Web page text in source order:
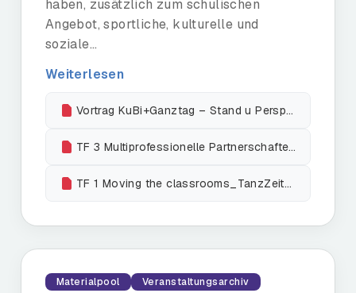
haben, zusätzlich zum schulischen
Angebot, sportliche, kulturelle und
soziale...
Weiterlesen
Vortrag KuBi+Ganztag – Stand u Perspektiven_Zuechner
TF 3 Multiprofessionelle Partnerschaften_Seemann
TF 1 Moving the classrooms_TanzZeit_An Boekman
Materialpool Veranstaltungsarchiv